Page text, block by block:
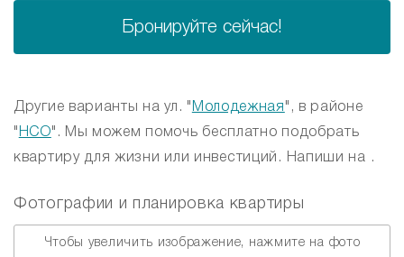
Бронируйте сейчас!
Другие варианты на ул. " Молодежная ", в районе
" НСО". Мы можем помочь бесплатно подобрать
квартиру для жизни или инвестиций. Напиши на .
Фотографии и планировка квартиры
Чтобы увеличить изображение, нажмите на фото